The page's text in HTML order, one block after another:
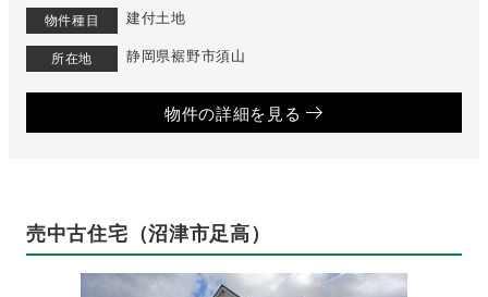
物件種目 建付土地
所在地 静岡県裾野市須山
物件の詳細を見る
売中古住宅（沼津市足高）